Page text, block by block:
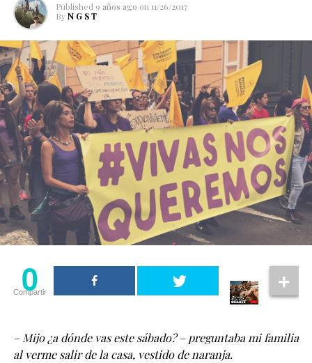
Published 9 años ago on 11/26/2017
By N G S T
0
Compartir
– Mijo ¿a dónde vas este sábado? – preguntaba mi familia
al verme salir de la casa, vestido de naranja.